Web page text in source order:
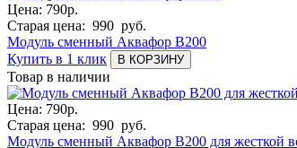
Цена: 790р.
Старая цена: 990 руб.
Модуль сменный Аквафор В200
Купить в 1 клик
В КОРЗИНУ
Товар в наличии
Цена: 790р.
Старая цена: 990 руб.
Модуль сменный Аквафор В200 для жесткой